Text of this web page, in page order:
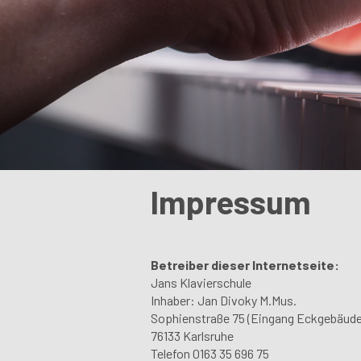
Impressum
Betreiber dieser Internetseite:
Jans Klavierschule
Inhaber: Jan Divoky M.Mus.
Sophienstraße 75 (Eingang
76133 Karlsruhe
Telefon 0163 35 696 75